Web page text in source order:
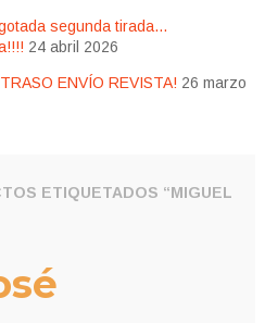
segunda tirada…
24 abril 2026
ENVÍO REVISTA! 26 marzo
ETIQUETADOS “MIGUEL